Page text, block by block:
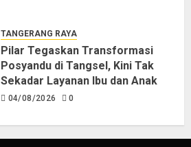
TANGERANG RAYA
Pilar Tegaskan Transformasi
Posyandu di Tangsel, Kini Tak
Sekadar Layanan Ibu dan Anak
04/08/2026 0